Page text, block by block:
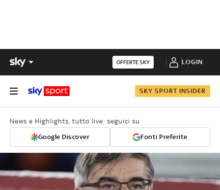
OFFERTE SKY LOGIN
SKY SPORT INSIDER
News e Highlights, tutto live: seguici su
Google Discover Fonti Preferite